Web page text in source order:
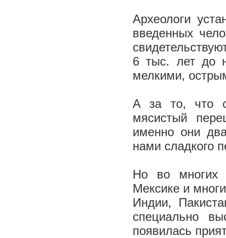
Археологи
введенных
6 тыс. лет до
мелкими,
А за то, что
мясистый
именно они
нами сладкого
Но во многих
Мексике и
Индии,
специально
появилась